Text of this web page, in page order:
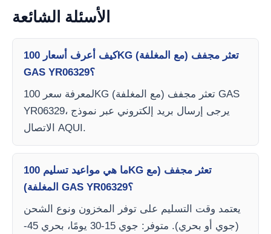
الأسئلة الشائعة
كيف أعرف أسعار 100KG تعثر مجفف (مع المغلفة)
GAS YR06329؟
لمعرفة سعر 100KG تعثر مجفف (مع المغلفة) GAS
YR06329، يرجى إرسال بريد إلكتروني عبر نموذج
الاتصال AQUI.
ما هي مواعيد تسليم 100KG تعثر مجفف (مع
المغلفة) GAS YR06329؟
يعتمد وقت التسليم على توفر المخزون ونوع الشحن
(جوي أو بحري). متوفر: جوي 15-30 يومًا، بحري 45-